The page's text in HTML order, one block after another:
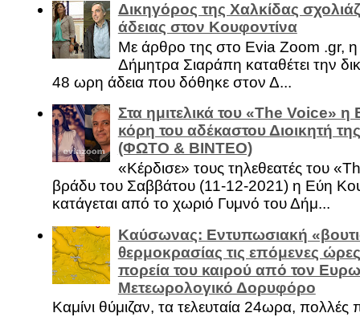
Δικηγόρος της Χαλκίδας
άδειας στον Κουφοντίνα
Με άρθρο της στο Evia Zoom .gr,
Δήμητρα Σιαράπη καταθέτει την
48 ωρη άδεια που δόθηκε στον Δ...
Στα ημιτελικά του «The Voice»
κόρη του αδέκαστου Διοικητή
(ΦΩΤΟ & ΒΙΝΤΕΟ)
«Κέρδισε» τους τηλεθεατές του
βράδυ του Σαββάτου (11-12-2021) η Εύη
κατάγεται από το χωριό Γυμνό του Δήμ...
Καύσωνας: Εντυπωσιακή
θερμοκρασίας τις επόμενες
πορεία του καιρού από τον
Μετεωρολογικό Δορυφόρο
Καμίνι θύμιζαν, τα τελευταία 24ωρα, πολλές